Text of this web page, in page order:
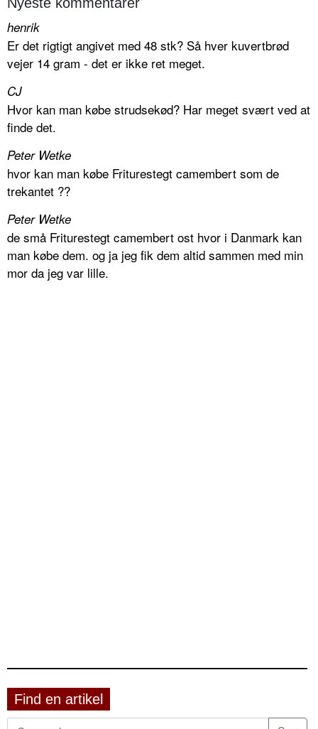
henrik
Er det rigtigt angivet med 48 stk? Så hver kuvertbrød
vejer 14 gram - det er ikke ret meget.
CJ
Hvor kan man købe strudsekød? Har meget svært ved at
finde det.
Peter Wetke
hvor kan man købe Friturestegt camembert som de
trekantet ??
Peter Wetke
de små Friturestegt camembert ost hvor i Danmark kan
man købe dem. og ja jeg fik dem altid sammen med min
mor da jeg var lille.
Find en artikel